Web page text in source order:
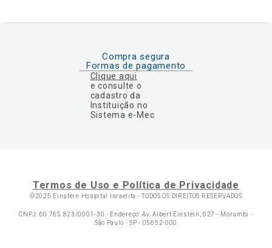
Compra segura
Formas de pagamento
Clique aqui
e consulte o
cadastro da
Instituição no
Sistema e-Mec
Termos de Uso e Política de Privacidade
©2025 Einstein Hospital Israelita -TODOS OS DIREITOS RESERVADOS
CNPJ: 60.765.823/0001-30 - Endereço: Av. Albert Einstein, 627 - Morumbi -
São Paulo - SP - 05652-000